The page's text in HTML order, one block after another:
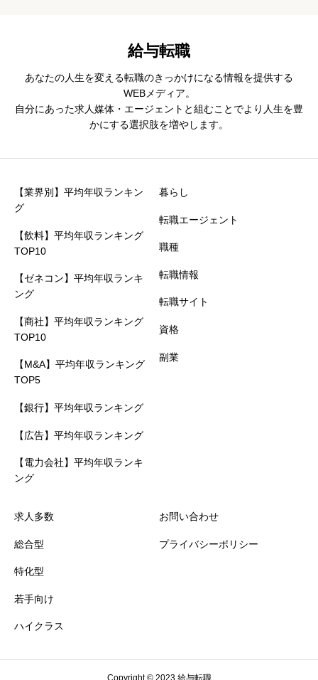
給与転職
あなたの人生を変える転職のきっかけになる情報を提供する
WEBメディア。
自分にあった求人媒体・エージェントと組むことでより人生を豊
かにする選択肢を増やします。
【業界別】平均年収ランキン
グ
【飲料】平均年収ランキング
TOP10
【ゼネコン】平均年収ランキ
ング
【商社】平均年収ランキング
TOP10
【M&A】平均年収ランキング
TOP5
【銀行】平均年収ランキング
【広告】平均年収ランキング
【電力会社】平均年収ランキ
ング
暮らし
転職エージェント
職種
転職情報
転職サイト
資格
副業
求人多数
総合型
特化型
若手向け
ハイクラス
お問い合わせ
プライバシーポリシー
Copyright © 2023 給与転職